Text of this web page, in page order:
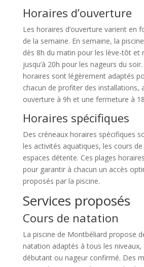
Horaires d’ouverture
Les horaires d’ouverture varient en
de la semaine. En semaine, la
dès 8h du matin pour les lève-tôt et
jusqu’à 20h pour les nageurs du
horaires sont légèrement adaptés
chacun de profiter des installations,
ouverture à 9h et une fermeture à
Horaires spécifiques
Des créneaux horaires spécifiques
les activités aquatiques, les cours
espaces détente. Ces plages
pour garantir à chacun un accès
proposés par la piscine.
Services proposés
Cours de natation
La piscine de Montbéliard propose
natation adaptés à tous les niveaux,
débutant ou nageur confirmé. Des